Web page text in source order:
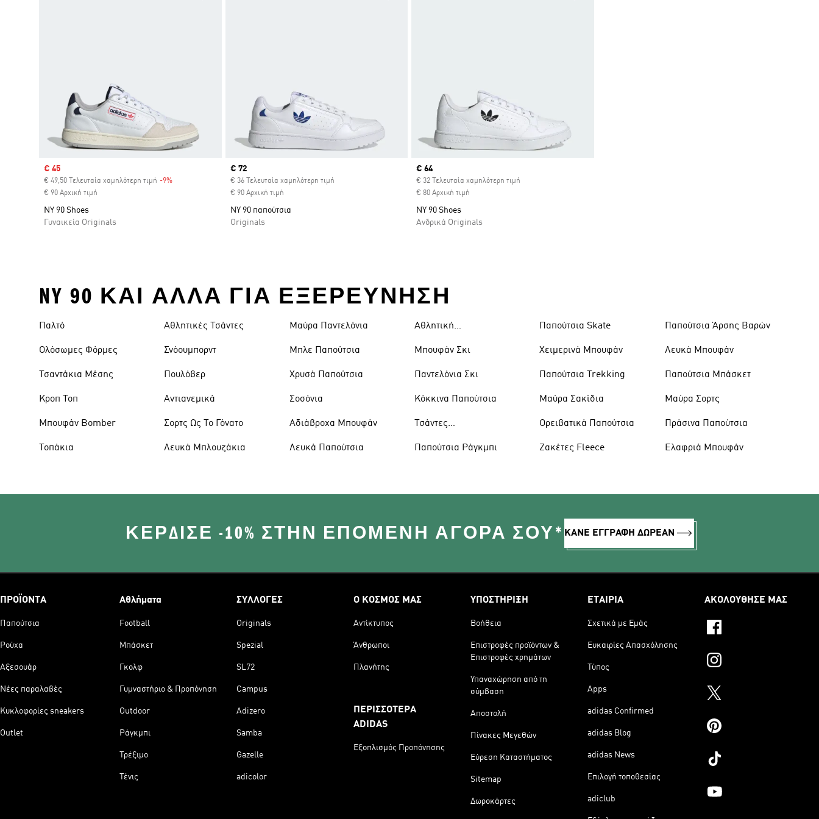
Sale price
€ 45
€ 49,50 Τελευταία χαμηλότερη τιμή -9%
€ 90 Αρχική τιμή
NY 90 Shoes
Γυναικεία Originals
Current price
€ 72
€ 36 Τελευταία χαμηλότερη τιμή
€ 90 Αρχική τιμή
NY 90 παπούτσια
Originals
Current price
€ 64
€ 32 Τελευταία χαμηλότερη τιμή
€ 80 Αρχική τιμή
NY 90 Shoes
Ανδρικά Originals
NY 90 ΚΑΙ ΑΛΛΑ ΓΙΑ ΕΞΕΡΕΥΝΗΣΗ
Παλτό
Ολόσωμες Φόρμες
Τσαντάκια Μέσης
Κροπ Τοπ
Μπουφάν Bomber
Τοπάκια
Αθλητικές Τσάντες
Σνόουμπορντ
Πουλόβερ
Αντιανεμικά
Σορτς Ως Το Γόνατο
Λευκά Μπλουζάκια
Μαύρα Παντελόνια
Μπλε Παπούτσια
Χρυσά Παπούτσια
Σοσόνια
Αδιάβροχα Μπουφάν
Λευκά Παπούτσια
Αθλητική
Μπουφάν Σκι
Παντελόνια Σκι
Κόκκινα Παπούτσια
Τσάντες
Παπούτσια Ράγκμπι
Παπούτσια Skate
Χειμερινά Μπουφάν
Παπούτσια Trekking
Μαύρα Σακίδια
Ορειβατικά Παπούτσια
Ζακέτες Fleece
Παπούτσια Άρσης Βαρών
Λευκά Μπουφάν
Παπούτσια Μπάσκετ
Μαύρα Σορτς
Πράσινα Παπούτσια
Ελαφριά Μπουφάν
ΚΈΡΔΙΣΕ -10% ΣΤΗΝ ΕΠΌΜΕΝΗ ΑΓΟΡΆ ΣΟΥ* ΚΑΝΕ ΕΓΓΡΑΦΗ ΔΩΡΕΑΝ
ΠΡΟΪΟΝΤΑ
Παπούτσια
Ρούχα
Αξεσουάρ
Νέες παραλαβές
Κυκλοφορίες sneakers
Outlet
Αθλήματα
Football
Μπάσκετ
Γκολφ
Γυμναστήριο & Προπόνηση
Outdoor
Ράγκμπι
Τρέξιμο
Τένις
ΣΥΛΛΟΓΕΣ
Originals
Spezial
SL72
Campus
Adizero
Samba
Gazelle
adicolor
Ο ΚΟΣΜΟΣ ΜΑΣ
Αντίκτυπος
Άνθρωποι
Πλανήτης
ΠΕΡΙΣΣΟΤΕΡΑ
ADIDAS
Εξοπλισμός Προπόνησης
ΥΠΟΣΤΗΡΙΞΗ
Βοήθεια
Επιστροφές προϊόντων &
Επιστροφές χρημάτων
Υπαναχώρηση από τη
σύμβαση
Αποστολή
Πίνακες Μεγεθών
Εύρεση Καταστήματος
Sitemap
Δωροκάρτες
ΕΤΑΙΡΙΑ
Σχετικά με Εμάς
Ευκαιρίες Απασχόλησης
Τύπος
Apps
adidas Confirmed
adidas Blog
adidas News
Επιλογή τοποθεσίας
adiclub
ΑΚΟΛΟΥΘΗΣΕ ΜΑΣ